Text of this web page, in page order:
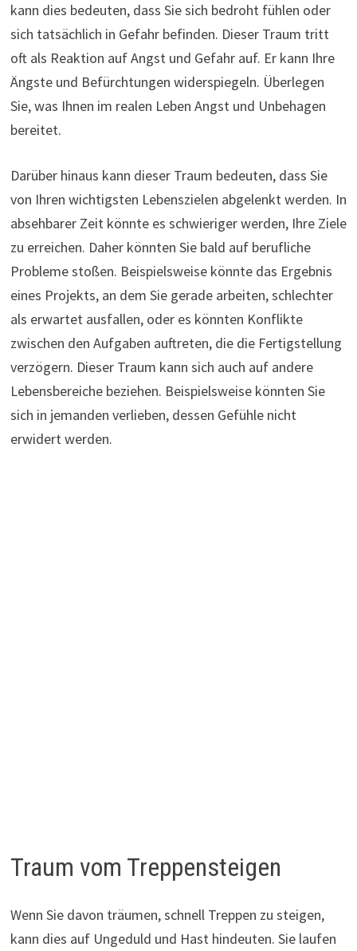
kann dies bedeuten, dass Sie sich bedroht fühlen oder
sich tatsächlich in Gefahr befinden. Dieser Traum tritt
oft als Reaktion auf Angst und Gefahr auf. Er kann Ihre
Ängste und Befürchtungen widerspiegeln. Überlegen
Sie, was Ihnen im realen Leben Angst und Unbehagen
bereitet.
Darüber hinaus kann dieser Traum bedeuten, dass Sie
von Ihren wichtigsten Lebenszielen abgelenkt werden. In
absehbarer Zeit könnte es schwieriger werden, Ihre Ziele
zu erreichen. Daher könnten Sie bald auf berufliche
Probleme stoßen. Beispielsweise könnte das Ergebnis
eines Projekts, an dem Sie gerade arbeiten, schlechter
als erwartet ausfallen, oder es könnten Konflikte
zwischen den Aufgaben auftreten, die die Fertigstellung
verzögern. Dieser Traum kann sich auch auf andere
Lebensbereiche beziehen. Beispielsweise könnten Sie
sich in jemanden verlieben, dessen Gefühle nicht
erwidert werden.
Traum vom Treppensteigen
Wenn Sie davon träumen, schnell Treppen zu steigen,
kann dies auf Ungeduld und Hast hindeuten. Sie laufen